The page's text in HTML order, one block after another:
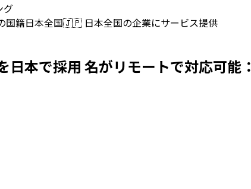
グ
国籍日本全国🇯🇵 日本全国の企業にサービス提供
本で採用 名がリモートで対応可能：